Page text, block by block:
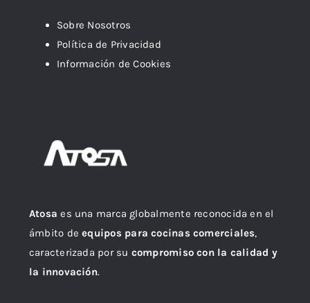
Atosa es una marca globalmente reconocida en el
ámbito deequipos para cocinas comerciales,
caracterizada por su compromiso con la calidad y
la innovación.
Sobre Nosotros
Política de Privacidad
Información de Cookies